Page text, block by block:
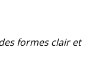
formes clair et